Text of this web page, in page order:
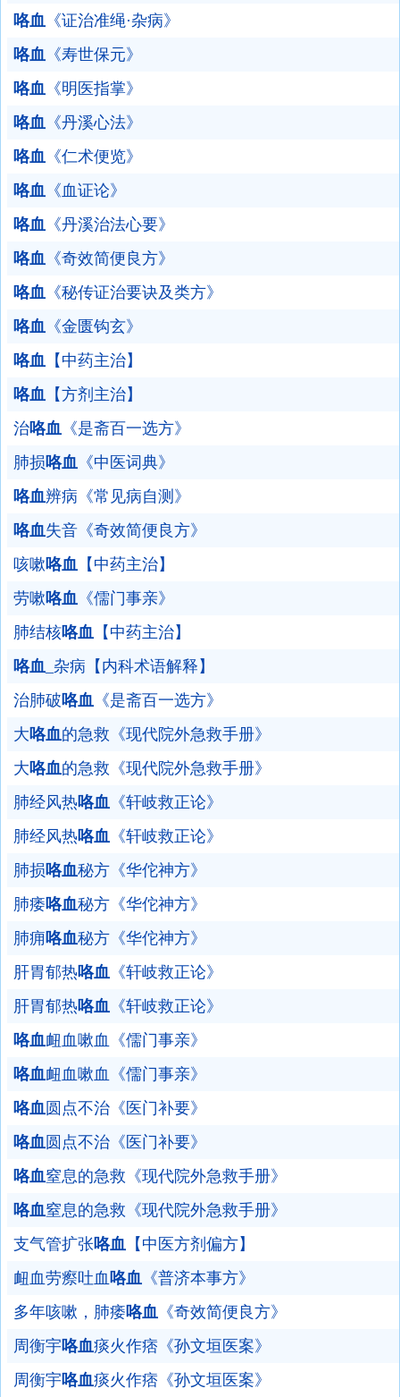
咯血 《证治准绳·杂病》
咯血 《寿世保元》
咯血 《明医指掌》
咯血 《丹溪心法》
咯血 《仁术便览》
咯血 《血证论》
咯血 《丹溪治法心要》
咯血 《奇效简便良方》
咯血 《秘传证治要诀及类方》
咯血 《金匮钩玄》
咯血 【中药主治】
咯血 【方剂主治】
治咯血 《是斋百一选方》
肺损咯血 《中医词典》
咯血辨病《常见病自测》
咯血失音《奇效简便良方》
咳嗽咯血 【中药主治】
劳嗽咯血 《儒门事亲》
肺结核咯血 【中药主治】
咯血 _杂病【内科术语解释】
治肺破咯血 《是斋百一选方》
大咯血的急救《现代院外急救手册》
大咯血的急救《现代院外急救手册》
肺经风热咯血 《轩岐救正论》
肺经风热咯血 《轩岐救正论》
肺损咯血秘方《华佗神方》
肺痿咯血秘方《华佗神方》
肺痈咯血秘方《华佗神方》
肝胃郁热咯血 《轩岐救正论》
肝胃郁热咯血 《轩岐救正论》
咯血衄血嗽血《儒门事亲》
咯血衄血嗽血《儒门事亲》
咯血 圆点不治《医门补要》
咯血 圆点不治《医门补要》
咯血窒息的急救《现代院外急救手册》
咯血窒息的急救《现代院外急救手册》
支气管扩张咯血 【中医方剂偏方】
衄血劳瘵吐血咯血 《普济本事方》
多年咳嗽，肺痿咯血 《奇效简便良方》
周衡宇咯血痰火作痞《孙文垣医案》
周衡宇咯血痰火作痞《孙文垣医案》